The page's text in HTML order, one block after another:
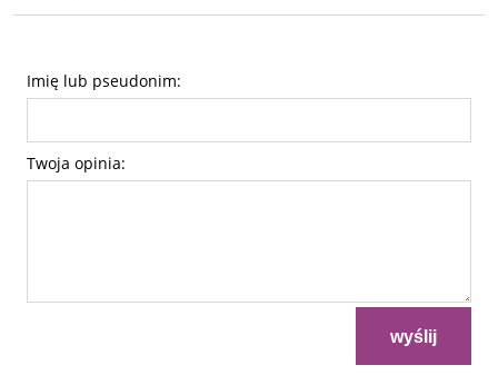
Imię lub pseudonim:
Twoja opinia:
wyślij